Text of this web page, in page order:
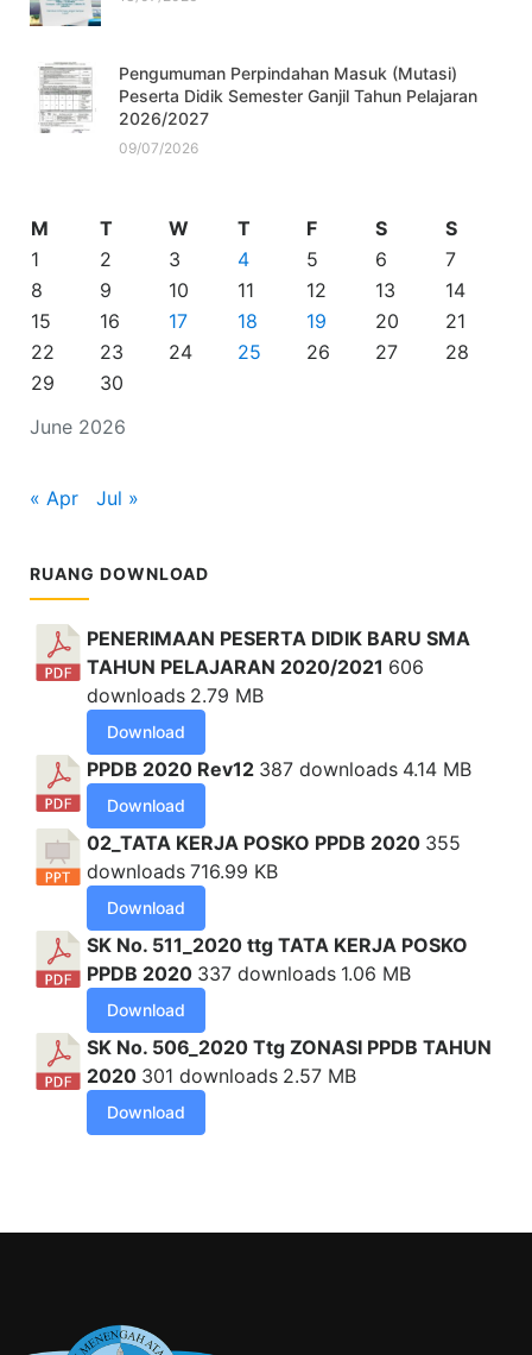
Pengumuman Perpindahan Masuk (Mutasi)
Peserta Didik Semester Ganjil Tahun Pelajaran
2026/2027
09/07/2026
June 2026
M T W T F S
S
1
2 3 4 5 6
7
8
9 10 11 12 13
14
15
16 17 18 19 20
21
22
23 24 25 26 27
28
29
30
« Apr Jul »
RUANG DOWNLOAD
PENERIMAAN PESERTA DIDIK BARU SMA
TAHUN PELAJARAN 2020/2021 606
downloads 2.79 MB
Download
PPDB 2020 Rev12 387 downloads 4.14 MB
Download
02_TATA KERJA POSKO PPDB 2020 355
downloads 716.99 KB
Download
SK No. 511_2020 ttg TATA KERJA POSKO
PPDB 2020 337 downloads 1.06 MB
Download
SK No. 506_2020 Ttg ZONASI PPDB TAHUN
2020 301 downloads 2.57 MB
Download